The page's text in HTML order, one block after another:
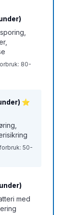
80-
⭐
50-
med